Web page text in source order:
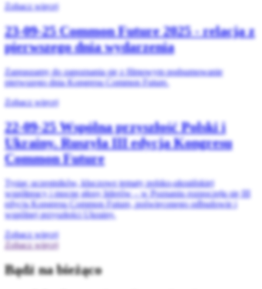
Zobacz więcej
23-09-25Common Future 2025 - relacja z
pierwszego dnia wydarzenia
Zapraszamy do zapoznania się z filmowym podsumowanie
pierwszego dnia Kongresu Common Future.
Zobacz więcej
22-09-25Wspólna przyszłość Polski i
Ukrainy. Ruszyła III edycja Kongresu
Common Future
Tysiąc uczestników, kluczowe tematy polsko-ukraińskiej
współpracy i mocne głosy liderów – w Poznaniu rozpoczęła się III
edycja Kongresu Common Future, poświęconego odbudowie i
wspólnej przyszłości Ukrainy.
Zobacz więcej
Zobacz więcej
Bądź na bieżąco